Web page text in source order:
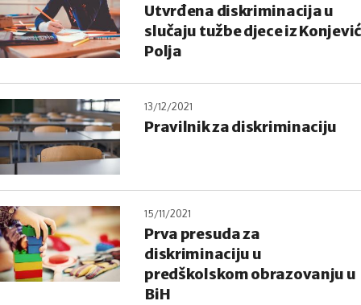
Utvrđena diskriminacija u
slučaju tužbe djece iz Konjević
Polja
13/12/2021
Pravilnik za diskriminaciju
15/11/2021
Prva presuda za
diskriminaciju u
predškolskom obrazovanju u
BiH